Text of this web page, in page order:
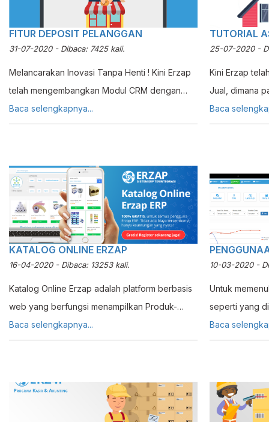
Penjualan ke
Penjualan dari
anda
Masukan. Maka dari itu dibutuhkan bantuan
Sistem seperti
untuk
sekian banyak
memproses
Erzap yang
dengan praktis !
FITUR DEPOSIT PELANGGAN
31-07-2020 - Dibaca: 7425 kali.
Melancarakan Inovasi Tanpa Henti ! Kini Erzap
telah mengembangkan Modul CRM dengan
menambahkan fitur Deposit Pelanggan. Fitur ini
berfungsi untuk menginputkan nilai deposit
Baca selengkapnya...
TUTORIAL
25-07-2020 -
Kini Erzap
Jual, dimana
melakukan
Tetap yang
dengan
Penjualan,
Akun yang
tersebut pada
Baca
KATALOG ONLINE ERZAP
16-04-2020 - Dibaca: 13253 kali.
Katalog Online Erzap adalah platform berbasis
web yang berfungsi menampilkan Produk-
Produk yang terdapat pada Usaha anda ke
Calon Pelanggan maupun Pelanggan Anda.
Sistem Erzap. Penggunaannya sangat mudah
karena anda hanya cukup melakukan Sinkron
Baca selengkapnya...
10-03-2020 -
Untuk
seperti yang
Fitur Stok
mengurangi
Baca